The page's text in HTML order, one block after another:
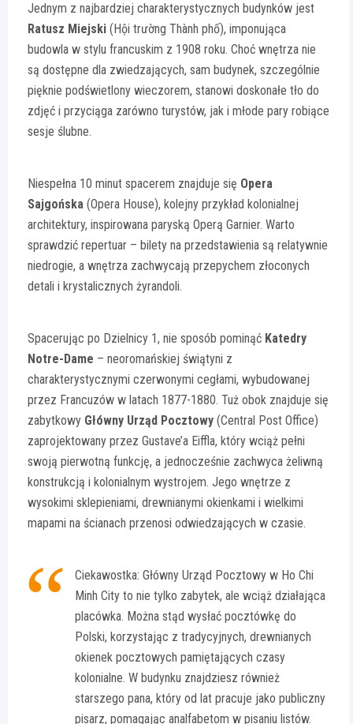
Jednym z najbardziej charakterystycznych budynków jest
Ratusz Miejski (Hội trường Thành phố), imponująca
budowla w stylu francuskim z 1908 roku. Choć wnętrza nie
są dostępne dla zwiedzających, sam budynek, szczególnie
pięknie podświetlony wieczorem, stanowi doskonałe tło do
zdjęć i przyciąga zarówno turystów, jak i młode pary robiące
sesje ślubne.
Niespełna 10 minut spacerem znajduje się Opera
Sajgońska (Opera House), kolejny przykład kolonialnej
architektury, inspirowana paryską Operą Garnier. Warto
sprawdzić repertuar – bilety na przedstawienia są relatywnie
niedrogie, a wnętrza zachwycają przepychem złoconych
detali i krystalicznych żyrandoli.
Spacerując po Dzielnicy 1, nie sposób pominąć Katedry
Notre-Dame – neoromańskiej świątyni z
charakterystycznymi czerwonymi cegłami, wybudowanej
przez Francuzów w latach 1877-1880. Tuż obok znajduje się
zabytkowy Główny Urząd Pocztowy (Central Post Office)
zaprojektowany przez Gustave’a Eiffla, który wciąż pełni
swoją pierwotną funkcję, a jednocześnie zachwyca żeliwną
konstrukcją i kolonialnym wystrojem. Jego wnętrze z
wysokimi sklepieniami, drewnianymi okienkami i wielkimi
mapami na ścianach przenosi odwiedzających w czasie.
Ciekawostka: Główny Urząd Pocztowy w Ho Chi
Minh City to nie tylko zabytek, ale wciąż działająca
placówka. Można stąd wysłać pocztówkę do
Polski, korzystając z tradycyjnych, drewnianych
okienek pocztowych pamiętających czasy
kolonialne. W budynku znajdziesz również
starszego pana, który od lat pracuje jako publiczny
pisarz, pomagając analfabetom w pisaniu listów.